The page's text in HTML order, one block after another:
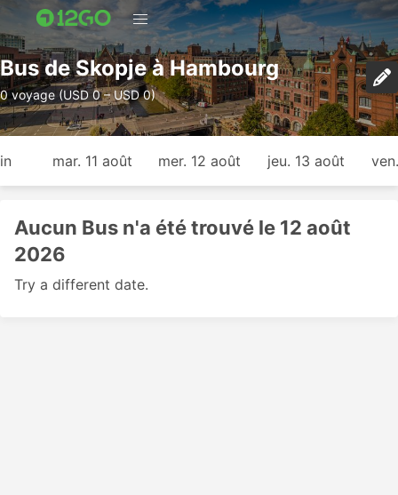
Bus de Skopje à Hambourg
0 voyage (USD 0 – USD 0)
mar. 11 août mer. 12 août jeu. 13 août
Aucun Bus n'a été trouvé le 12 août
2026
Try a different date.